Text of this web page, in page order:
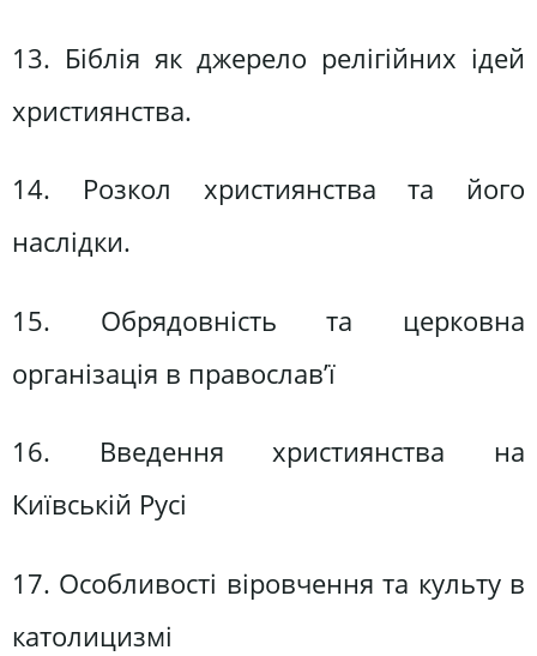
13. Біблія як джерело релігійних ідей
християнства.
14. Розкол християнства та його
наслідки.
15. Обрядовність та церковна
організація в православ’ї
16. Введення християнства на
Київській Русі
17. Особливості віровчення та культу в
католицизмі